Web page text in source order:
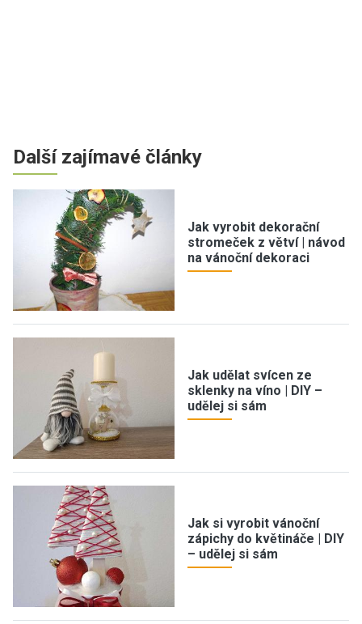
Další zajímavé články
Jak vyrobit dekorační
stromeček z větví | návod
na vánoční dekoraci
Jak udělat svícen ze
sklenky na víno | DIY –
udělej si sám
Jak si vyrobit vánoční
zápichy do květináče | DIY
– udělej si sám